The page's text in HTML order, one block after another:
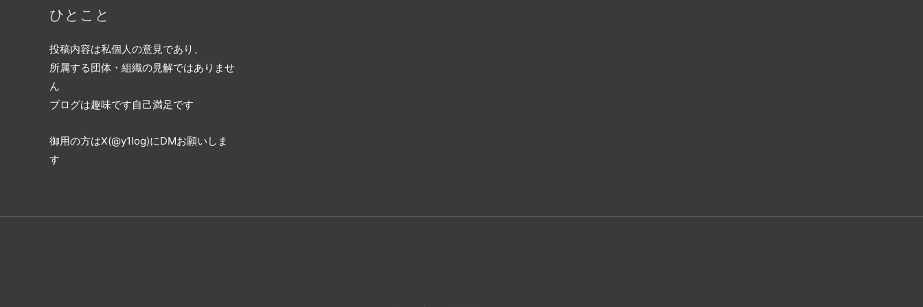
ひとこと
投稿内容は私個人の意見であり、
所属する団体・組織の見解ではありませ
ん
ブログは趣味です自己満足です
御用の方はX(@y1log)にDMお願いしま
す